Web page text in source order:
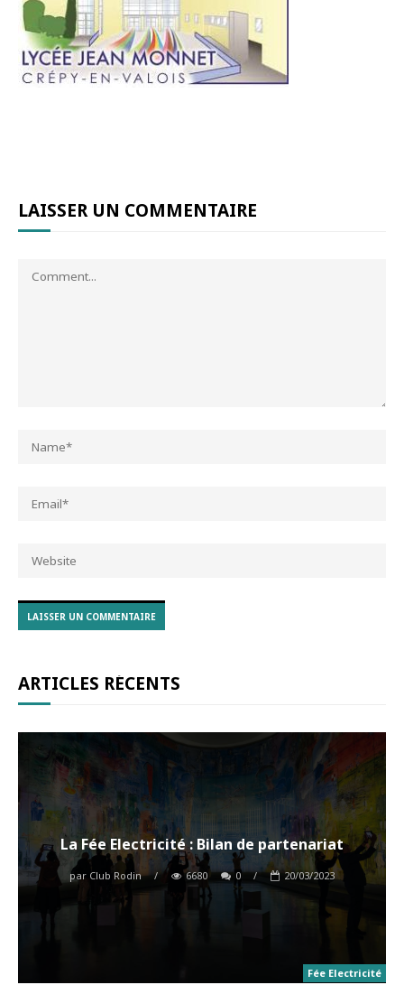
LAISSER UN COMMENTAIRE
ARTICLES RÉCENTS
Fée Electricité
La Fée Electricité : Bilan de partenariat
par Club Rodin / 6680 0 / 20/03/2023